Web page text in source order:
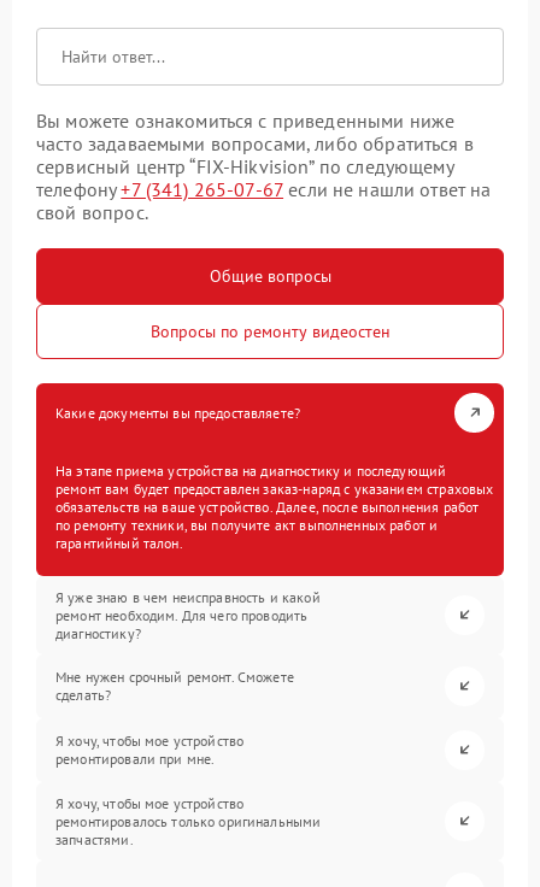
Вы можете ознакомиться с приведенными ниже
часто задаваемыми вопросами, либо обратиться в
сервисный центр “FIX-Hikvision” по следующему
телефону+7 (341) 265-07-67 если не нашли ответ на
свой вопрос.
Общие вопросы
Вопросы по ремонту видеостен
Какие документы вы предоставляете?
На этапе приема устройства на диагностику и последующий
ремонт вам будет предоставлен заказ-наряд с указанием страховых
обязательств на ваше устройство. Далее, после выполнения работ
по ремонту техники, вы получите акт выполненных работ и
гарантийный талон.
Я уже знаю в чем неисправность и какой
ремонт необходим. Для чего проводить
диагностику?
Мне нужен срочный ремонт. Сможете
сделать?
Я хочу, чтобы мое устройство
ремонтировали при мне.
Я хочу, чтобы мое устройство
ремонтировалось только оригинальными
запчастями.